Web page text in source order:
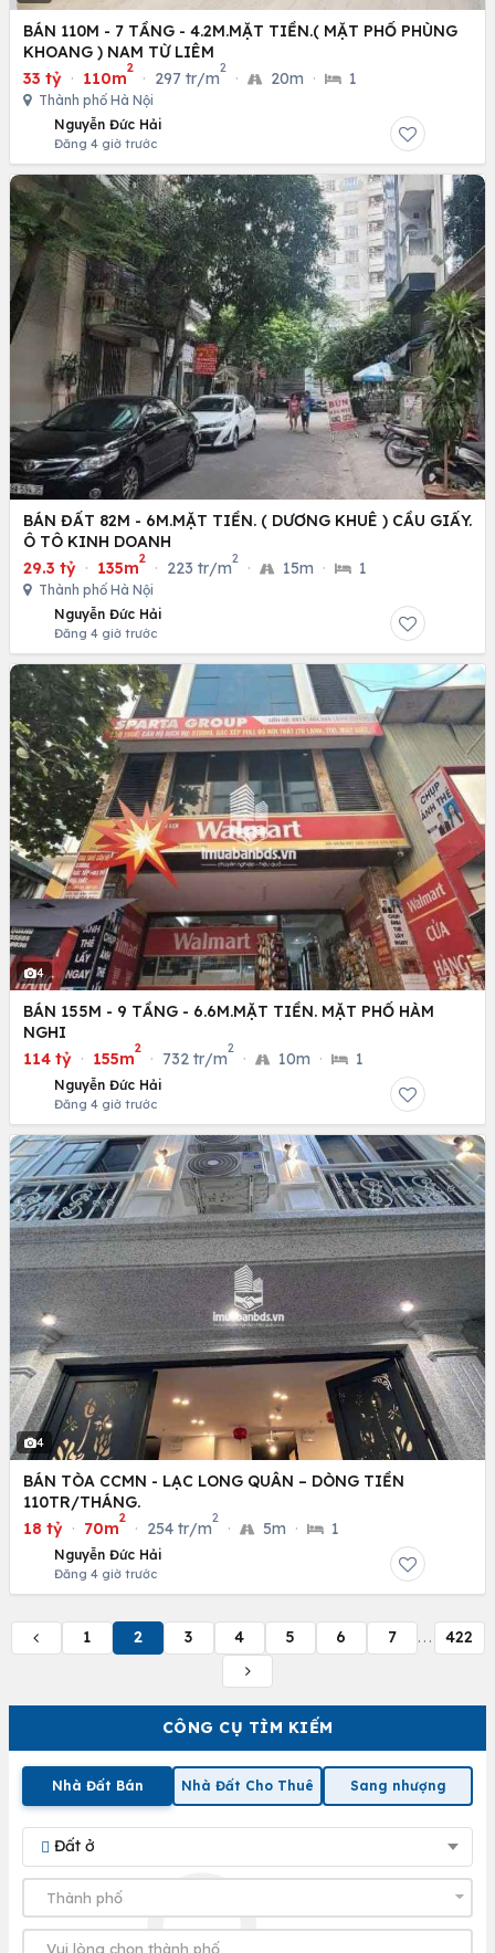
CÔNG CỤ TÌM KIẾM
Nhà Đất Bán Nhà Đất Cho Thuê Sang nhượng
Đất ở
BÁN 110M - 7 TẦNG - 4.2M.MẶT TIỀN.( MẶT PHỐ PHÙNG
KHOANG ) NAM TỪ LIÊM
33 tỷ · 110m
2
· 297 tr/m
2
· 20m · 1
Thành phố Hà Nội
Nguyễn Đức Hải
Đăng 4 giờ trước
BÁN ĐẤT 82M - 6M.MẶT TIỀN. ( DƯƠNG KHUÊ ) CẦU GIẤY.
Ô TÔ KINH DOANH
29.3 tỷ · 135m
2
· 223 tr/m
2
· 15m · 1
Thành phố Hà Nội
Nguyễn Đức Hải
Đăng 4 giờ trước
4
BÁN 155M - 9 TẦNG - 6.6M.MẶT TIỀN. MẶT PHỐ HÀM
NGHI
114 tỷ · 155m
2
· 732 tr/m
2
· 10m · 1
Nguyễn Đức Hải
Đăng 4 giờ trước
4
BÁN TÒA CCMN - LẠC LONG QUÂN – DÒNG TIỀN
110TR/THÁNG.
18 tỷ · 70m
2
· 254 tr/m
2
· 5m · 1
Nguyễn Đức Hải
Đăng 4 giờ trước
1 2 3 4 5 6 7 ... 422